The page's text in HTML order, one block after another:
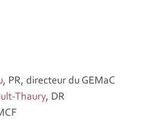
, PR, directeur du GEMaC
Thaury, DR